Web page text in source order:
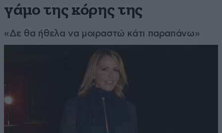
γάμο της κόρης της
«Δε θα ήθελα να μοιραστώ κάτι παραπάνω»